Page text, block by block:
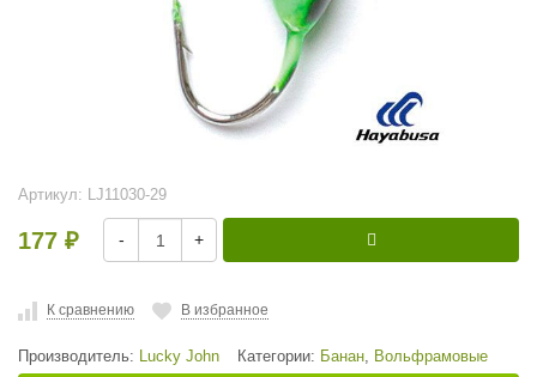
Артикул: LJ11030-29
177 ₽ - +
К сравнению В избранное
Производитель: Lucky John Категории: Банан, Вольфрамовые